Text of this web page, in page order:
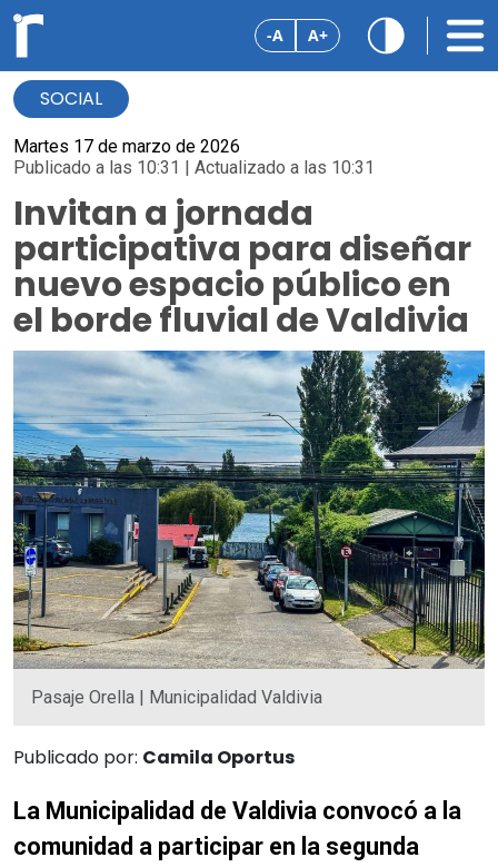
-A A+
SOCIAL
Martes 17 de marzo de 2026
Publicado a las 10:31 | Actualizado a las 10:31
Invitan a jornada
participativa para diseñar
nuevo espacio público en
el borde fluvial de Valdivia
Pasaje Orella | Municipalidad Valdivia
Publicado por: Camila Oportus
La Municipalidad de Valdivia convocó a la
comunidad a participar en la segunda